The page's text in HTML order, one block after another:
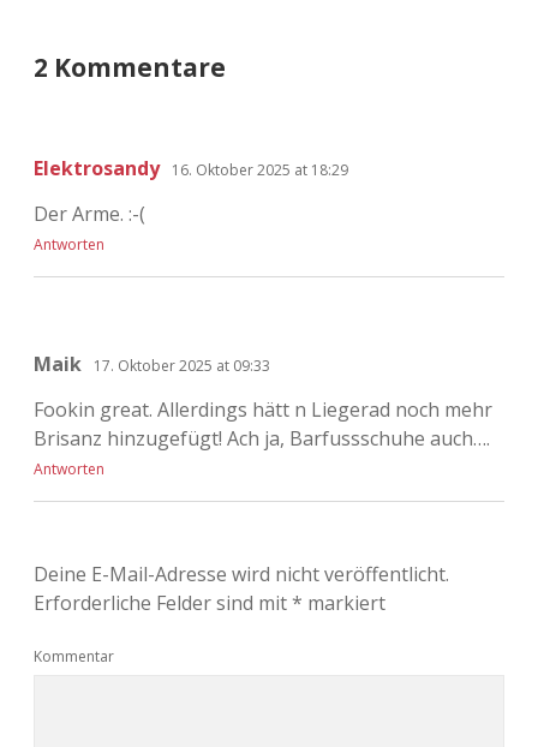
2 Kommentare
Elektrosandy 16. Oktober 2025 at 18:29
Der Arme. :-(
Antworten
Maik 17. Oktober 2025 at 09:33
Fookin great. Allerdings hätt n Liegerad noch mehr
Brisanz hinzugefügt! Ach ja, Barfussschuhe auch….
Antworten
Deine E-Mail-Adresse wird nicht veröffentlicht.
Erforderliche Felder sind mit* markiert
Kommentar